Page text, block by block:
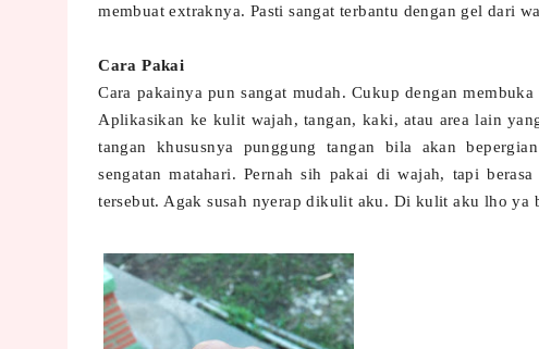
membuat extraknya. Pasti sangat terbantu dengan gel dari
Cara Pakai
Cara pakainya pun sangat mudah. Cukup dengan
Aplikasikan ke kulit wajah, tangan, kaki, atau area lain
tangan khususnya punggung tangan bila akan
sengatan matahari. Pernah sih pakai di wajah, tapi
tersebut. Agak susah nyerap dikulit aku. Di kulit aku lho ya